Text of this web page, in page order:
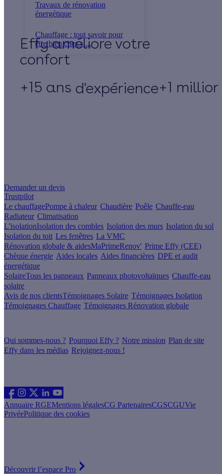
Travaux de rénovation
énergétique
Chauffage : tout savoir pour
être bien chez s ...
Effy
+15 ans d'expérience+1
Demander un devis
Trustpilot
Le chauffagePompe à chaleur Chaudière Poêle Chauffe-eau
Radiateur Climatisation
L'isolationIsolation des combles Isolation des murs Isolation du sol
Isolation du toit Les fenêtres La VMC
Rénovation globale & aidesMaPrimeRenov' Prime Effy (CEE)
Chèque énergie Aides locales Aides financières DPE et audit
énergétique
SolaireTous les panneaux Panneaux photovoltaïques Chauffe-eau
solaire
Avis de nos clientsTémoignages Solaire Témoignages Isolation
Témoignages Chauffage Témoignages Rénovation globale
Qui sommes-nous ? Pourquoi Effy ? Notre mission Plan de site
Effy dans les médias Rejoignez-nous !
Annuaire RGEMentions légalesCG PartenairesCGSCGUVie
PrivéePolitique des cookies
Découvrir l’espace Pro